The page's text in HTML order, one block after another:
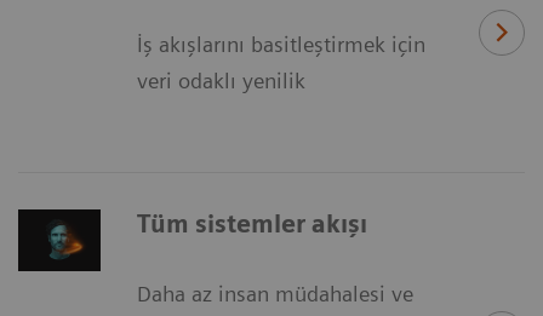
İş akışlarını basitleştirmek için
veri odaklı yenilik
Tüm sistemler akışı
Daha az insan müdahalesi ve